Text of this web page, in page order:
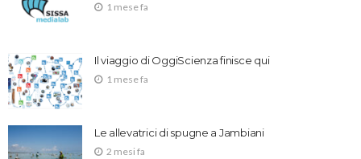
1 mese fa
Il viaggio di OggiScienza finisce qui
1 mese fa
Le allevatrici di spugne a Jambiani
2 mesi fa